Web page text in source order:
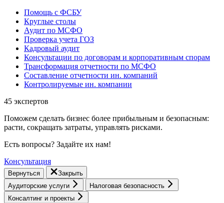
Помощь с ФСБУ
Круглые столы
Аудит по МСФО
Проверка учета ГОЗ
Кадровый аудит
Консультации по договорам и корпоративным спорам
Трансформация отчетности по МСФО
Составление отчетности ин. компаний
Контролируемые ин. компании
45 экспертов
Поможем сделать бизнес более прибыльным и безопасным:
расти, cокращать затраты, управлять рисками.
Есть вопросы? Задайте их нам!
Консультация
Вернуться
Закрыть
Аудиторские услуги
Налоговая безопасность
Консалтинг и проекты